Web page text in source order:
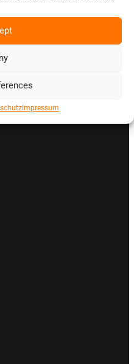
Impressum
können wir
seit Jahren auf